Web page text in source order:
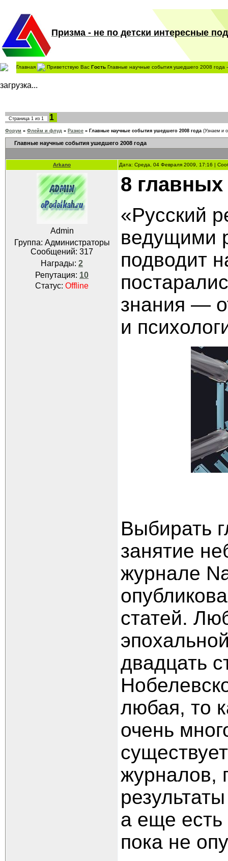
Призма - не по детски интересные
Главная Приветствую Вас Гость Главные научные события ушедшего 2008 года
загрузка...
Страница 1 из 1 1
Форум » Флейм и флуд » Разное » Главные научные события ушедшего 2008 года (Узнаем и
Главные научные события ушедшего 2008 года
Arkano Дата: Среда, 04 Февраля 2009, 17:16 |
Admin
Группа: Администраторы
Сообщений: 317
Награды: 2
Репутация: 10
Статус: Offline
8
«Русский
ведущими
подводит
знания —
и
Выбирать
занятие
журнале
статей.
двадцать
любая, то
очень
журналов,
а еще есть
пока не